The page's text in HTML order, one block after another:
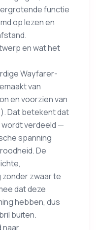
functie
op lezen en
en wat het
Wayfarer-
van
en voorzien van
Dat betekent dat
wordt verdeeld —
spanning
De
zwaar te
dat deze
hebben, dus
buiten.
naar